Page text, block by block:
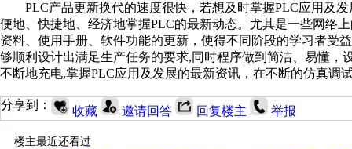
PLC产品更新换代的速度很快，若想及时掌握PLC应用及发
便地、快捷地、经济地掌握PLC的最新动态。尤其是一些网络
资料、使用手册、软件功能的更新，使得不同阶段的学习者受
够顺利设计出满足生产任务的要求,同时程序做到简洁、易懂
不断地充电,掌握PLC应用及发展的最新资讯，在不断的仿真调
分享到： 收藏 邀请回答 回复楼主 举报
楼主最近还看过